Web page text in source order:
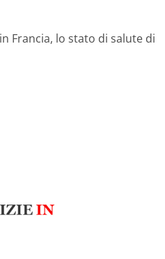
Francia, lo stato di salute di